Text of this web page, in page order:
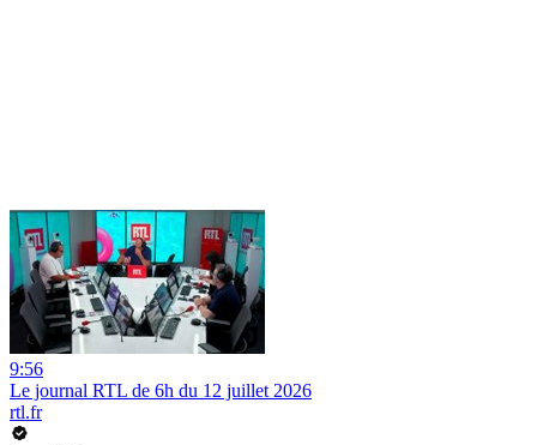
9:56
Le journal RTL de 6h du 12 juillet 2026
rtl.fr